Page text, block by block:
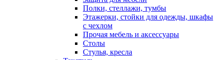
Полки, стеллажи, тумбы
Этажерки, стойки для одежды, шкафы
с чехлом
Прочая мебель и аксессуары
Столы
Стулья, кресла